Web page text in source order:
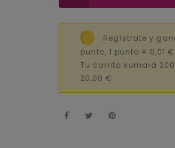
Regístrate y
punto, 1 punto = 0,01
Tu carrito sumará
20,00 €.